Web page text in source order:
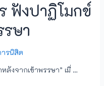
ฟังปาฏิโมกข์
รษา
รนิสิต
ลังจากเข้าพรรษา” เมื่ …